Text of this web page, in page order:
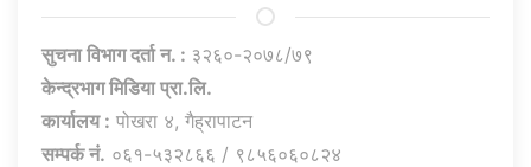
सुचना विभाग दर्ता न. : ३२६०-२०७८/७९
केन्द्रभाग मिडिया प्रा.लि.
कार्यालय : पोखरा ४, गैह्रापाटन
सम्पर्क नं. ०६१-५३२८६६ / ९८५६०६०८२४